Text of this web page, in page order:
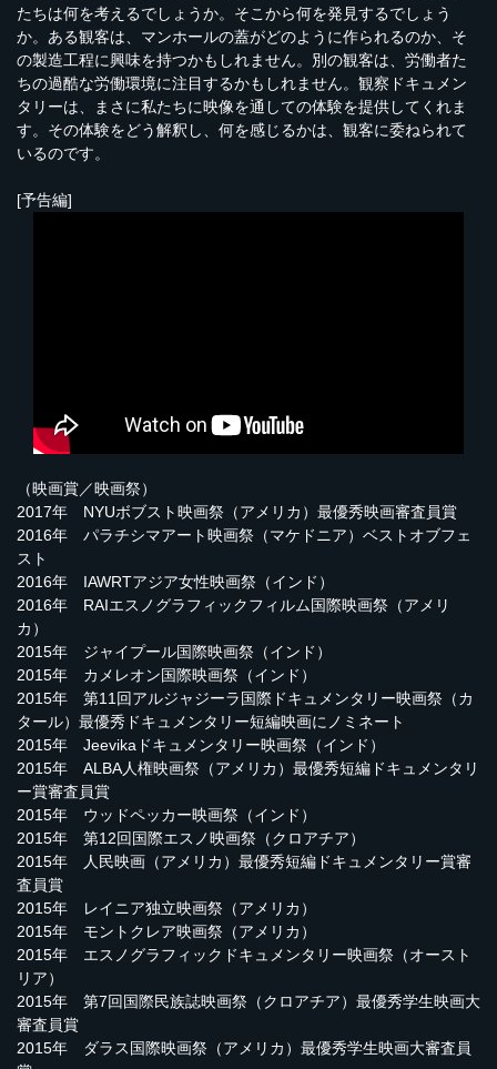
たちは何を考えるでしょうか。そこから何を発見するでしょう
か。ある観客は、マンホールの蓋がどのように作られるのか、そ
の製造工程に興味を持つかもしれません。別の観客は、労働者た
ちの過酷な労働環境に注目するかもしれません。観察ドキュメン
タリーは、まさに私たちに映像を通しての体験を提供してくれま
す。その体験をどう解釈し、何を感じるかは、観客に委ねられて
いるのです。
[予告編]
（映画賞／映画祭）
2017年 NYUボブスト映画祭（アメリカ）最優秀映画審査員賞
2016年 パラチシマアート映画祭（マケドニア）ベストオブフェ
スト
2016年 IAWRTアジア女性映画祭（インド）
2016年 RAIエスノグラフィックフィルム国際映画祭（アメリ
カ）
2015年 ジャイプール国際映画祭（インド）
2015年 カメレオン国際映画祭（インド）
2015年 第11回アルジャジーラ国際ドキュメンタリー映画祭（カ
タール）最優秀ドキュメンタリー短編映画にノミネート
2015年 Jeevikaドキュメンタリー映画祭（インド）
2015年 ALBA人権映画祭（アメリカ）最優秀短編ドキュメンタリ
ー賞審査員賞
2015年 ウッドペッカー映画祭（インド）
2015年 第12回国際エスノ映画祭（クロアチア）
2015年 人民映画（アメリカ）最優秀短編ドキュメンタリー賞審
査員賞
2015年 レイニア独立映画祭（アメリカ）
2015年 モントクレア映画祭（アメリカ）
2015年 エスノグラフィックドキュメンタリー映画祭（オースト
リア）
2015年 第7回国際民族誌映画祭（クロアチア）最優秀学生映画大
審査員賞
2015年 ダラス国際映画祭（アメリカ）最優秀学生映画大審査員